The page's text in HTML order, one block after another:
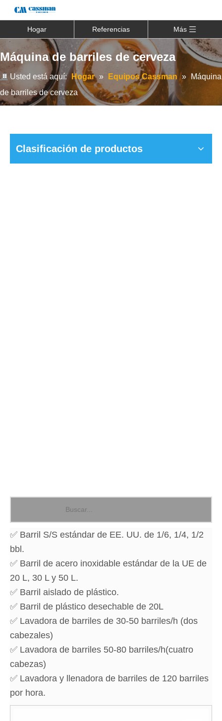
Hogar Referencias Más
Máquina de barriles de cerveza
Usted está aquí: Hogar » Equipos Cassman »
Máquina
de barriles de cerveza
Clasificación de productos
✅ Barril S/S estándar de EE. UU. de 1/6, 1/4, 1/2
bbl.
✅ Barril de acero inoxidable estándar de la UE de
20 L, 30 L y 50 L.
✅ Barril aislado de plástico.
✅ Barril de plástico desechable de 20L
✅ Lavadora de barriles de 30-50 barriles/h (dos
cabezales)
✅ Lavadora de barriles 50-80 barriles/h(cuatro
cabezas)
✅ Lavadora y llenadora de barriles de 120 barriles
por hora.